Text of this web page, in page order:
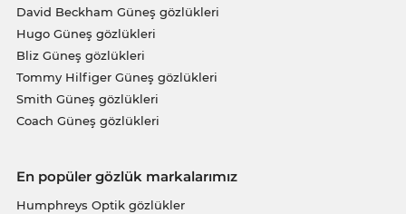
David Beckham Güneş gözlükleri
Hugo Güneş gözlükleri
Bliz Güneş gözlükleri
Tommy Hilfiger Güneş gözlükleri
Smith Güneş gözlükleri
Coach Güneş gözlükleri
En popüler gözlük markalarımız
Humphreys Optik gözlükler